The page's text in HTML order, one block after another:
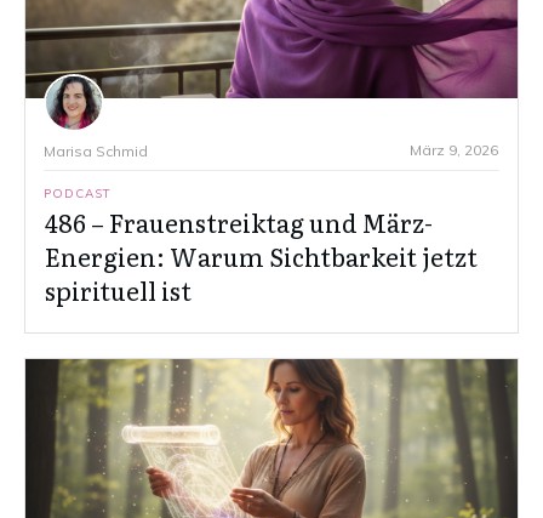
Marisa Schmid März 9, 2026
PODCAST
486 – Frauenstreiktag und März-
Energien: Warum Sichtbarkeit jetzt
spirituell ist